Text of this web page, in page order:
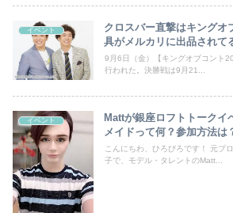
イベント
クロスバー直撃はキングオ
具がメルカリに出品されて
9月6日（金）【キングオブコント
行われた。決勝戦は9月21...
イベント
Mattが銀座ロフトトークイ
メイドって何？参加方法は
こんにちわ、ひろびろです！ 元プ
子で、モデル・タレントのMatt...